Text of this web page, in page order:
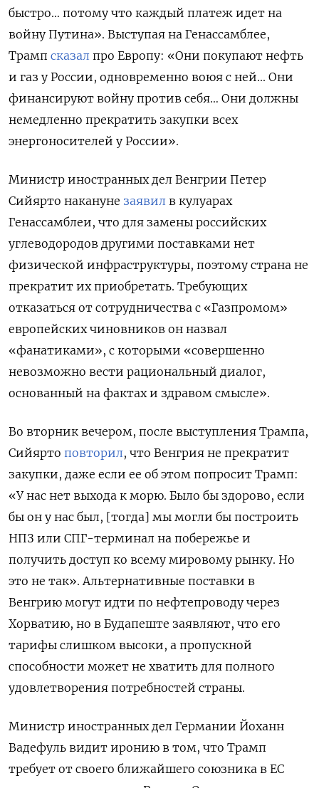
быстро… потому что каждый платеж идет на
войну Путина». Выступая на Генассамблее,
Трамп сказал про Европу: «Они покупают нефть
и газ у России, одновременно воюя с ней... Они
финансируют войну против себя… Они должны
немедленно прекратить закупки всех
энергоносителей у России».
Министр иностранных дел Венгрии Петер
Сийярто накануне заявил в кулуарах
Генассамблеи, что для замены российских
углеводородов другими поставками нет
физической инфраструктуры, поэтому страна не
прекратит их приобретать. Требующих
отказаться от сотрудничества с «Газпромом»
европейских чиновников он назвал
«фанатиками», с которыми «совершенно
невозможно вести рациональный диалог,
основанный на фактах и здравом смысле».
Во вторник вечером, после выступления Трампа,
Сийярто повторил, что Венгрия не прекратит
закупки, даже если ее об этом попросит Трамп:
«У нас нет выхода к морю. Было бы здорово, если
бы он у нас был, [тогда] мы могли бы построить
НПЗ или СПГ-терминал на побережье и
получить доступ ко всему мировому рынку. Но
это не так». Альтернативные поставки в
Венгрию могут идти по нефтепроводу через
Хорватию, но в Будапеште заявляют, что его
тарифы слишком высоки, а пропускной
способности может не хватить для полного
удовлетворения потребностей страны.
Министр иностранных дел Германии Йоханн
Вадефуль видит иронию в том, что Трамп
требует от своего ближайшего союзника в ЕС